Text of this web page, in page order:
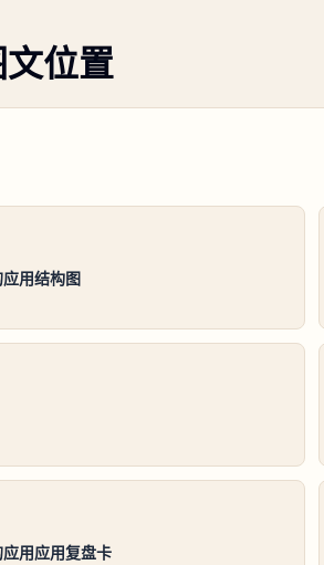
位置
用结构图
用应用复盘卡